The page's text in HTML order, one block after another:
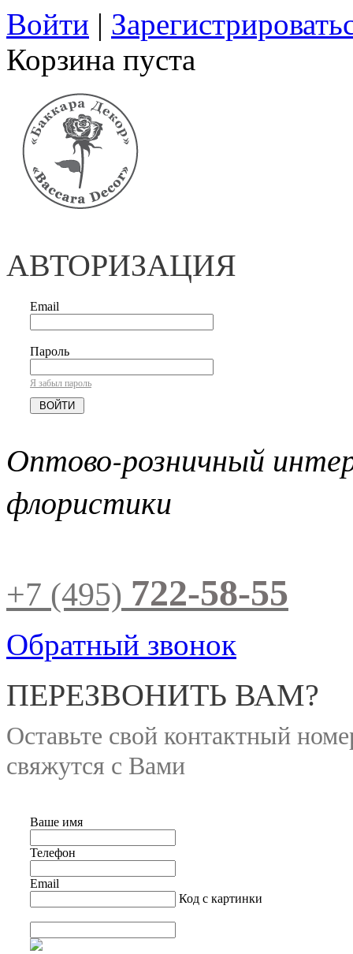
Войти |
Корзина пуста
АВТОРИЗАЦИЯ
Email
Пароль
Я забыл пароль
Оптово-розничный
флористики
+7 (495) 722-58-55
Обратный звонок
ПЕРЕЗВОНИТЬ ВАМ?
Оставьте свой контактный
свяжутся с Вами
Ваше имя
Телефон
Email
Код с картинки